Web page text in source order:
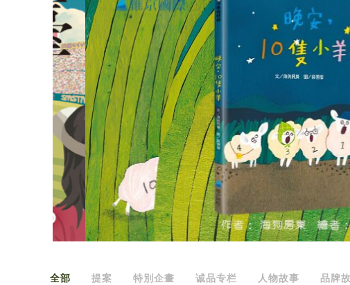
全部 提案 特別企畫 诚品专栏 人物故事 品牌